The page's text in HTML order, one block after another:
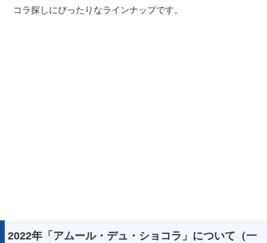
コラ探しにぴったりなラインナップです。
2022年「アムール・デュ・ショコラ」について（一